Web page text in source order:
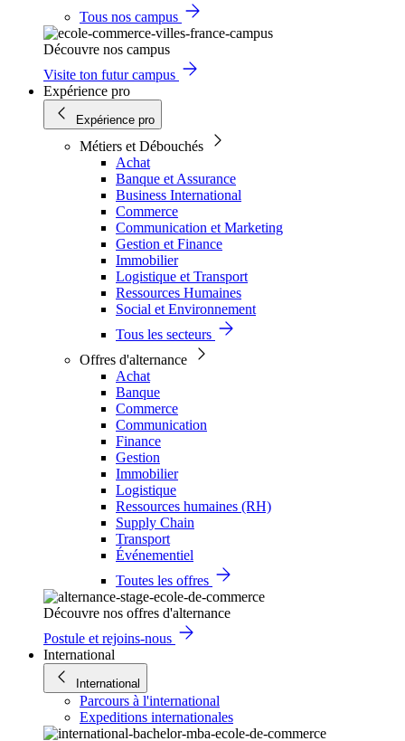
Tous nos campus
Découvre nos campus
Visite ton futur campus
Expérience pro
Expérience pro
Métiers et Débouchés
Achat
Banque et Assurance
Business International
Commerce
Communication et Marketing
Gestion et Finance
Immobilier
Logistique et Transport
Ressources Humaines
Social et Environnement
Tous les secteurs
Offres d'alternance
Achat
Banque
Commerce
Communication
Finance
Gestion
Immobilier
Logistique
Ressources humaines (RH)
Supply Chain
Transport
Événementiel
Toutes les offres
Découvre nos offres d'alternance
Postule et rejoins-nous
International
International
Parcours à l'international
Expeditions internationales